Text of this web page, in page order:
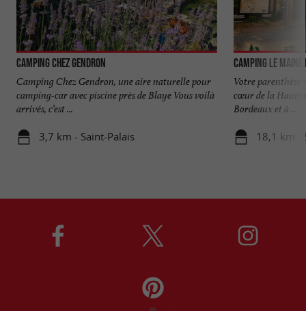
Camping Chez Gendron
Camping Chez Gendron, une aire naturelle pour
camping-car avec piscine près de Blaye Vous voilà
arrivés, c’est ...
3,7 km - Saint-Palais
Camping Le
Votre parenthèse
cœur de la
Bordeaux et à ...
18,1 km -